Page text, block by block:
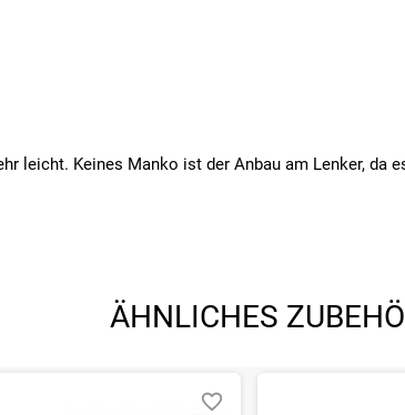
leicht. Keines Manko ist der Anbau am Lenker, da
ÄHNLICHES